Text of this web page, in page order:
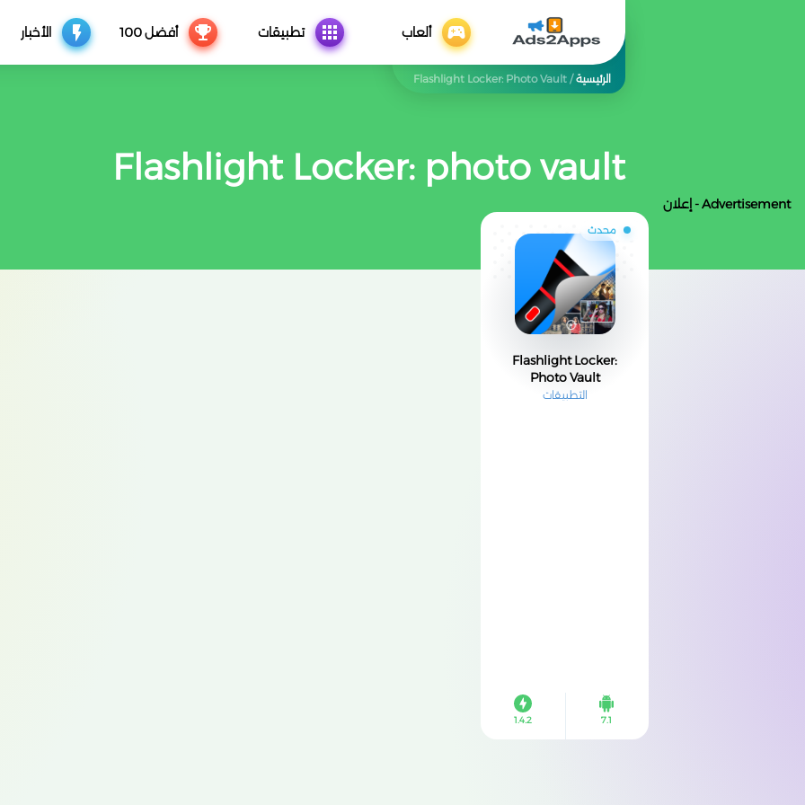
ألعاب تطبيقات أفضل 100 الأخبار
الرئيسية/
Flashlight Locker: Photo Vault
Flashlight Locker: photo vault
Advertisement - إعلان
محدث
Flashlight Locker:
Photo Vault
التطبيقات
7.1
1.4.2